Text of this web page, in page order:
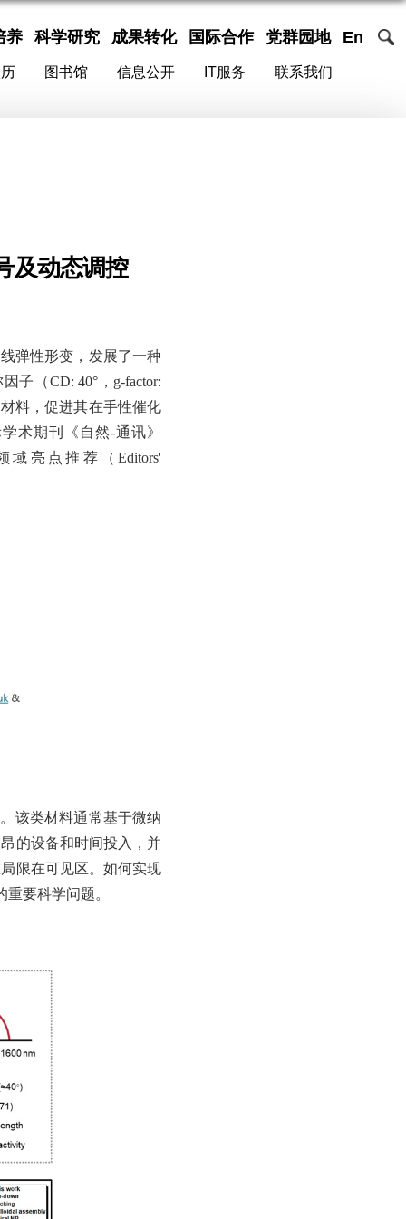
养 科学研究 成果转化 国际合作 党群园地 En
图书馆 信息公开 IT服务 联系我们
及动态调控
弹性形变，发展了一种
子（CD: 40°，g-factor:
料，促进其在手性催化
术期刊《自然-通讯》
领域亮点推荐（Editors'
。该类材料通常基于微纳
的设备和时间投入，并
限在可见区。如何实现
要科学问题。